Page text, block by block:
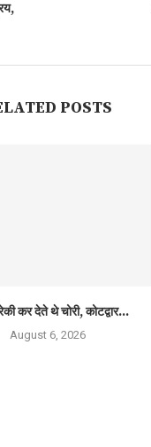
POSTS
कर देते थे चोरी, कोटद्वार...
August 6, 2026